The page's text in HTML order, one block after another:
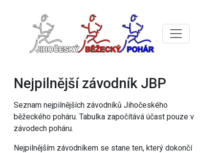
Nejpilnější závodník JBP
Seznam nejpilnějších závodníků Jihočeského
běžeckého poháru. Tabulka započítává účast pouze v
závodech poháru.
Nejpilnějším závodníkem se stane ten, který dokončí